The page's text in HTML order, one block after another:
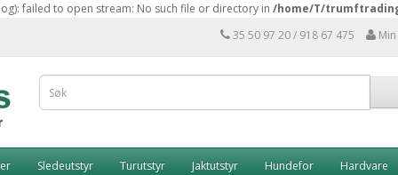
failed to open stream: No such file or directory in /home/T/
35 50 97 20 / 918 67 475
Sledeutstyr Turutstyr Jaktutstyr Hundefor Hardvare